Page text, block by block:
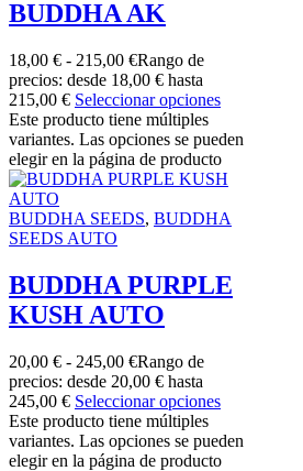
BUDDHA AK
18,00 € - 215,00 €Rango de
precios: desde 18,00 € hasta
215,00 € Seleccionar opciones
Este producto tiene múltiples
variantes. Las opciones se pueden
elegir en la página de producto
BUDDHA SEEDS, BUDDHA
SEEDS AUTO
BUDDHA PURPLE
KUSH AUTO
20,00 € - 245,00 €Rango de
precios: desde 20,00 € hasta
245,00 € Seleccionar opciones
Este producto tiene múltiples
variantes. Las opciones se pueden
elegir en la página de producto